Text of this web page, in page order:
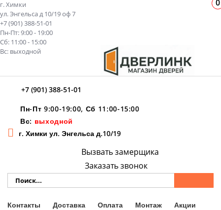
г. Химки
ул. Энгельса д 10/19 оф 7
+7 (901) 388-51-01
Пн-Пт: 9:00 - 19:00
Сб: 11:00 - 15:00
Вс: выходной
+7 (901) 388-51-01
Пн-Пт 9:00-19:00, Сб 11:00-15:00
Вс: выходной
г. Химки ул. Энгельса д.10/19
Вызвать замерщика
Заказать звонок
Контакты Доставка Оплата Монтаж
Акции
0